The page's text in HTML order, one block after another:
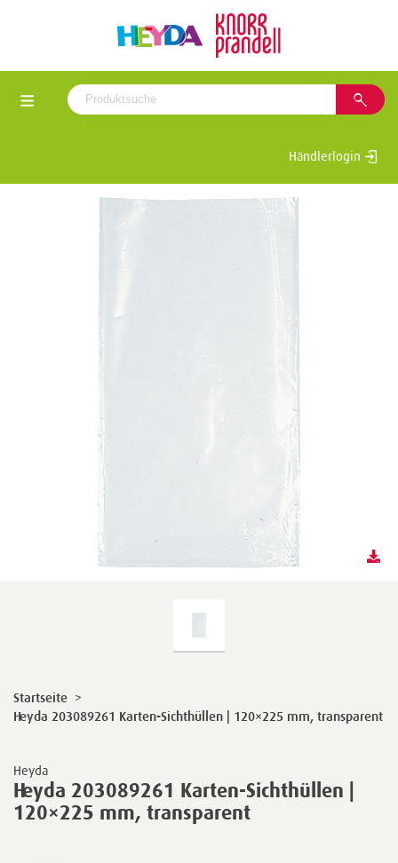
Händlerlogin
Heyda
Heyda 203089261 Karten-Sichthüllen |
120×225 mm, transparent
Startseite >
Heyda 203089261 Karten-Sichthüllen | 120×225 mm, transparent